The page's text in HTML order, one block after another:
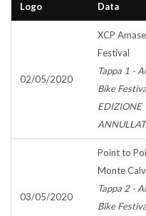
Logo Data
02/05/2020
XCP
Festival
Tappa 1 -
Bike
EDIZIONE
03/05/2020
Point to
Monte
Tappa 2 -
Bike